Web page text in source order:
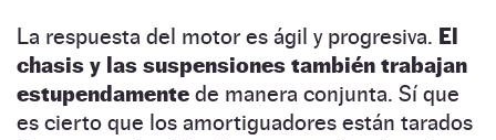
La respuesta del motor es ágil y progresiva. El
chasis y las suspensiones también trabajan
estupendamente de manera conjunta. Sí que
es cierto que los amortiguadores están tarados